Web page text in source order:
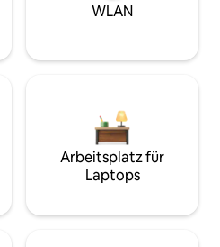
WLAN
Arbeitsplatz für
Laptops